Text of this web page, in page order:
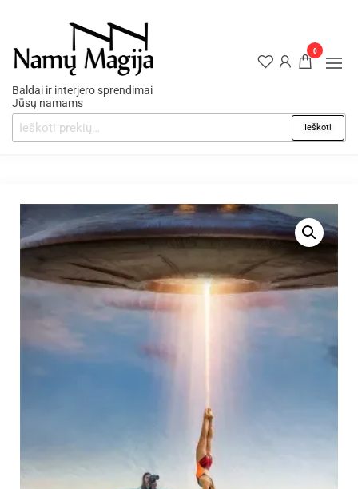
Baldai ir interjero sprendimai
Jūsų namams
Ieškoti
0